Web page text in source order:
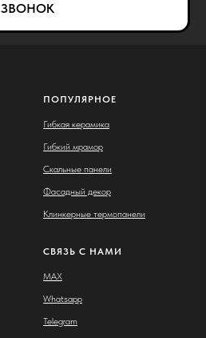
ЗВОНОК
ПОПУЛЯРНОЕ
Гибкая керамика
Гибкий мрамор
Скальные панели
Фасадный декор
Клинкерные термопанели
СВЯЗЬ С НАМИ
MAX
Whatsapp
Telegram